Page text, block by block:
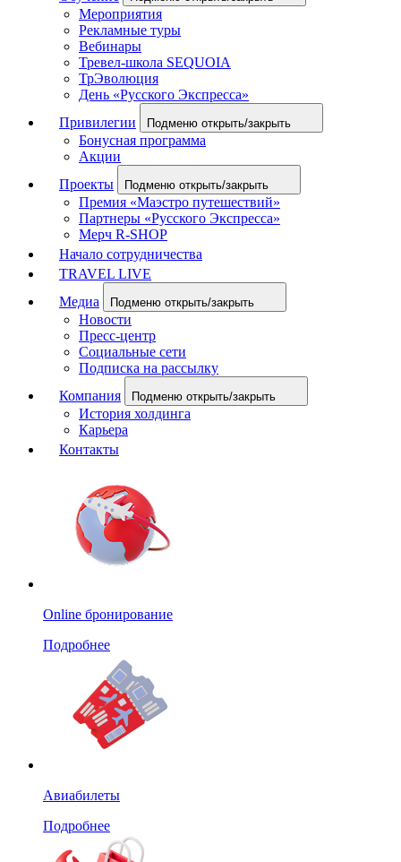
Мероприятия
Рекламные туры
Вебинары
Тревел-школа SEQUOIA
ТрЭволюция
День «Русского Экспресса»
Привилегии
Подменю открыть/закрыть
Бонусная программа
Акции
Проекты
Подменю открыть/закрыть
Премия «Маэстро путешествий»
Партнеры «Русского Экспресса»
Мерч R-SHOP
Начало сотрудничества
TRAVEL LIVE
Медиа
Подменю открыть/закрыть
Новости
Пресс-центр
Социальные сети
Подписка на рассылку
Компания
Подменю открыть/закрыть
История холдинга
Карьера
Контакты
Online бронирование
Подробнее
Авиабилеты
Подробнее